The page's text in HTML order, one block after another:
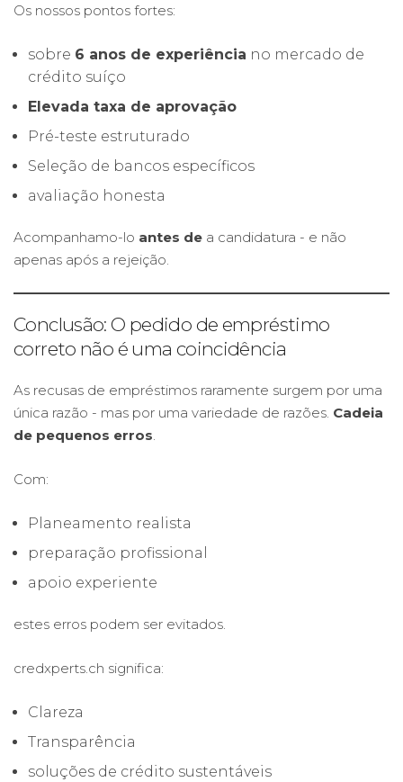
Os nossos pontos fortes:
sobre 6 anos de experiência no mercado de
crédito suíço
Elevada taxa de aprovação
Pré-teste estruturado
Seleção de bancos específicos
avaliação honesta
Acompanhamo-lo antes de a candidatura - e não
apenas após a rejeição.
Conclusão: O pedido de empréstimo
correto não é uma coincidência
As recusas de empréstimos raramente surgem por uma
única razão - mas por uma variedade de razões. Cadeia
de pequenos erros.
Com:
Planeamento realista
preparação profissional
apoio experiente
estes erros podem ser evitados.
credxperts.ch significa:
Clareza
Transparência
soluções de crédito sustentáveis